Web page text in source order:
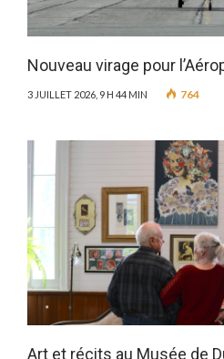
Nouveau virage pour
3 JUILLET 2026, 9 H 44 MIN 764
Art et récits au Musée de